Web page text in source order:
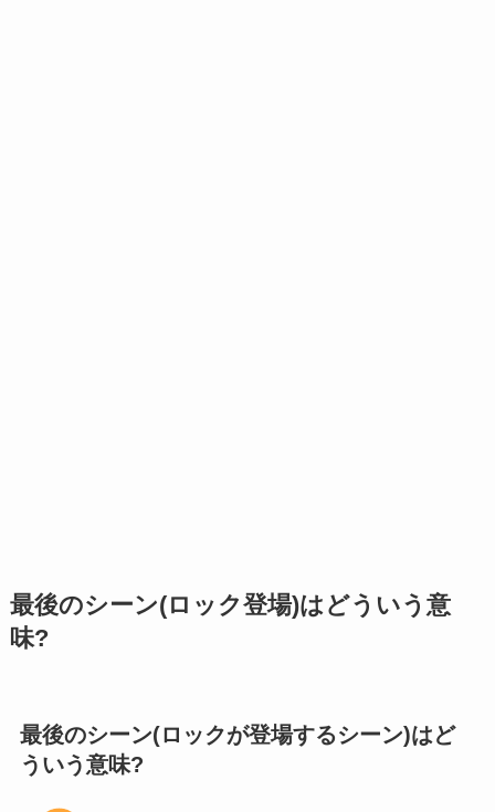
最後のシーン(ロック登場)はどういう意
味?
最後のシーン(ロックが登場するシーン)はど
ういう意味?